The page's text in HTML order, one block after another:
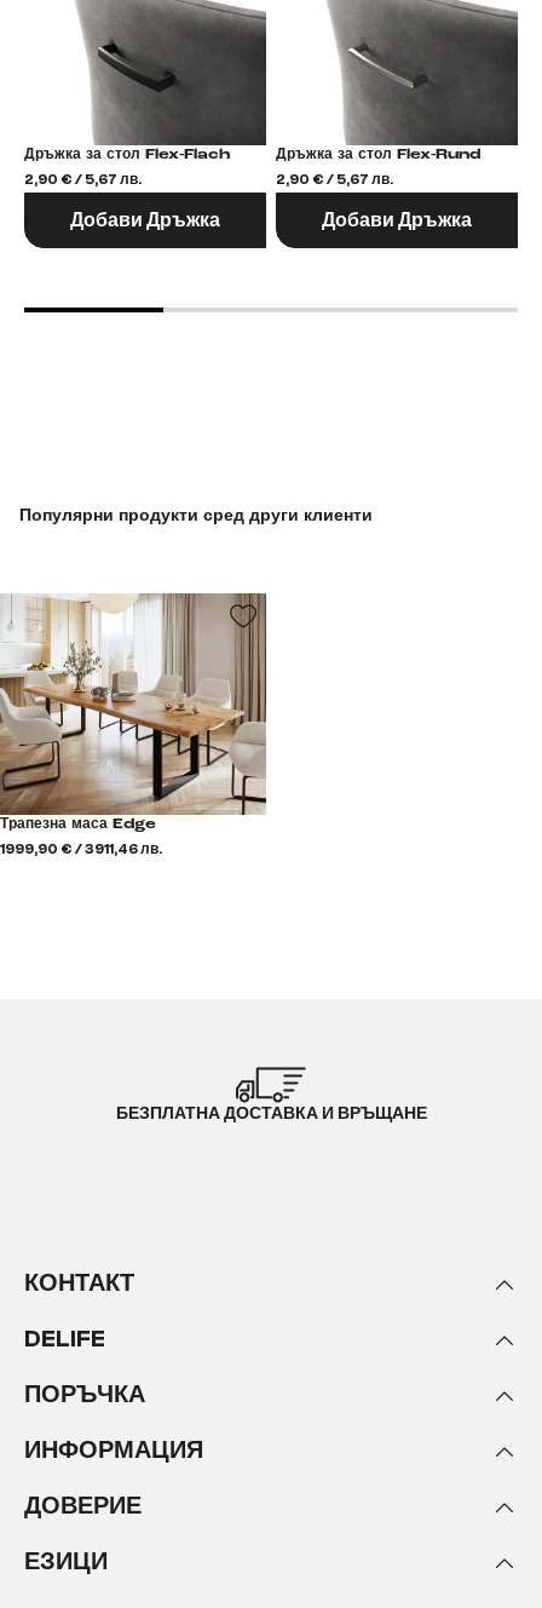
Дръжка за стол Flex-Flach
2,90 € / 5,67 лв.
Добави Дръжка
Дръжка за стол Flex-Rund
2,90 € / 5,67 лв.
Добави Дръжка
Популярни продукти сред други клиенти
Трапезна маса Edge
1999,90 € / 3911,46 лв.
БЕЗПЛАТНА ДОСТАВКА И ВРЪЩАНЕ
КОНТАКТ
DELIFE
ПОРЪЧКА
ИНФОРМАЦИЯ
ДОВЕРИЕ
ЕЗИЦИ